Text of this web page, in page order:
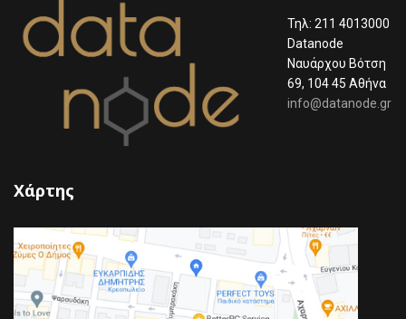
Τηλ: 211 4013000
Datanode
Ναυάρχου Βότση
69, 104 45 Αθήνα
info@datanode.gr
Χάρτης